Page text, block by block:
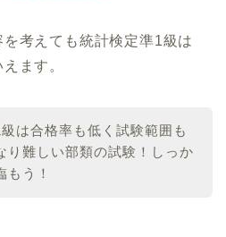
考えても統計検定準1級は
ます。
は合格率も低く試験範囲も
り難しい部類の試験！しっか
もう！